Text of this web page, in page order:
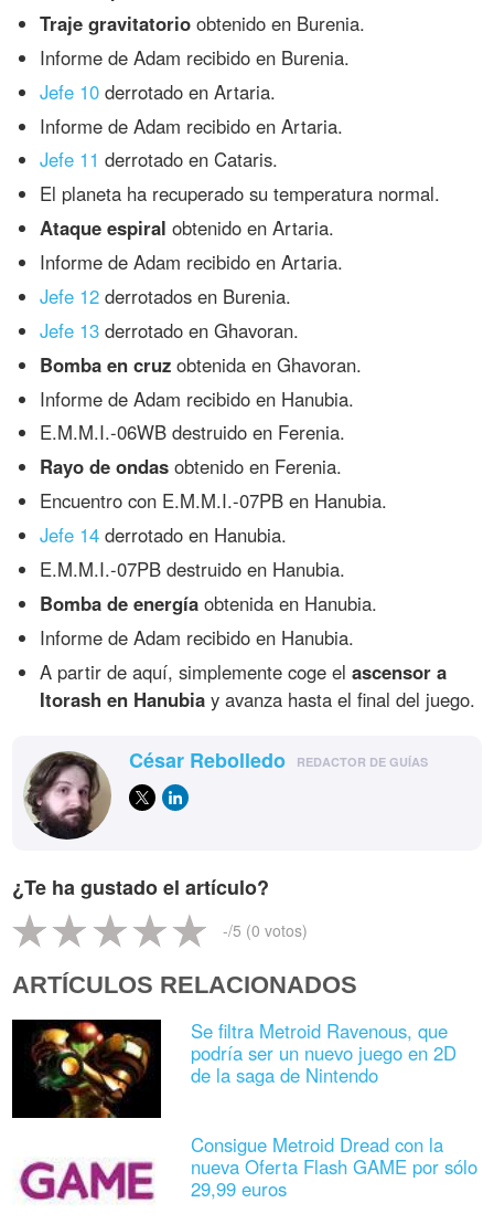
Traje gravitatorio obtenido en Burenia.
Informe de Adam recibido en Burenia.
Jefe 10 derrotado en Artaria.
Informe de Adam recibido en Artaria.
Jefe 11 derrotado en Cataris.
El planeta ha recuperado su temperatura normal.
Ataque espiral obtenido en Artaria.
Informe de Adam recibido en Artaria.
Jefe 12 derrotados en Burenia.
Jefe 13 derrotado en Ghavoran.
Bomba en cruz obtenida en Ghavoran.
Informe de Adam recibido en Hanubia.
E.M.M.I.-06WB destruido en Ferenia.
Rayo de ondas obtenido en Ferenia.
Encuentro con E.M.M.I.-07PB en Hanubia.
Jefe 14 derrotado en Hanubia.
E.M.M.I.-07PB destruido en Hanubia.
Bomba de energía obtenida en Hanubia.
Informe de Adam recibido en Hanubia.
A partir de aquí, simplemente coge elascensor a
Itorash en Hanubia y avanza hasta el final del juego.
César Rebolledo REDACTOR DE GUÍAS
¿Te ha gustado el artículo?
-/5 (0 votos)
ARTÍCULOS RELACIONADOS
Se filtra Metroid Ravenous, que
podría ser un nuevo juego en 2D
de la saga de Nintendo
Consigue Metroid Dread con la
nueva Oferta Flash GAME por sólo
29,99 euros